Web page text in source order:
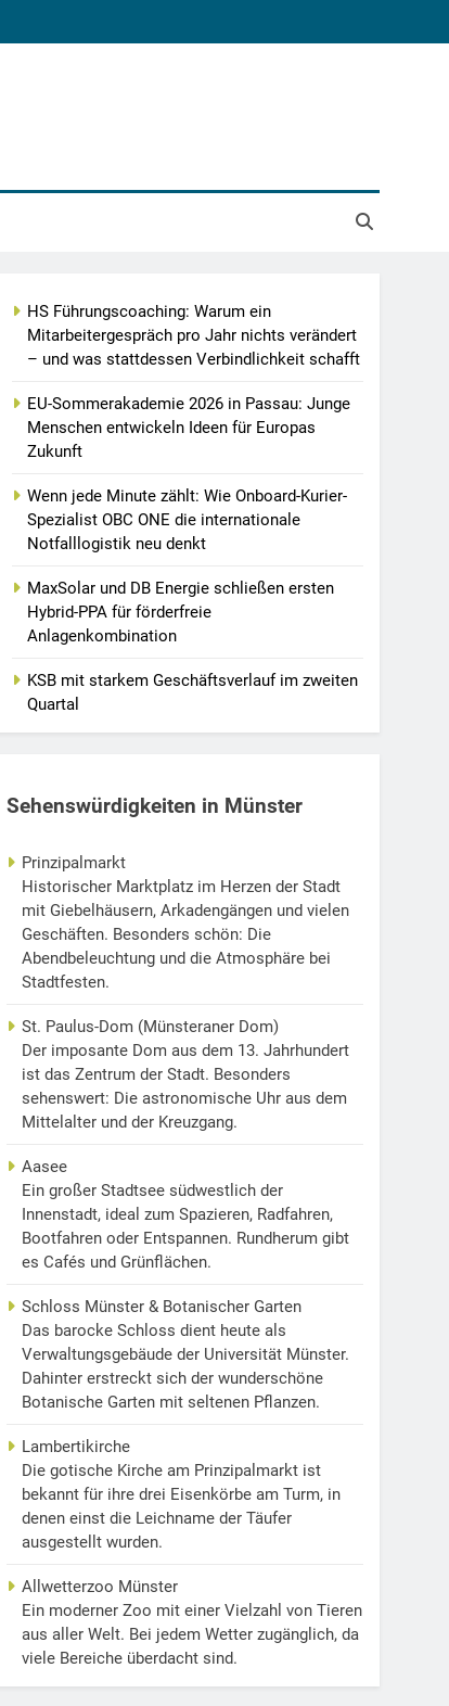
HS Führungscoaching: Warum ein
Mitarbeitergespräch pro Jahr nichts verändert
– und was stattdessen Verbindlichkeit schafft
EU-Sommerakademie 2026 in Passau: Junge
Menschen entwickeln Ideen für Europas
Zukunft
Wenn jede Minute zählt: Wie Onboard-Kurier-
Spezialist OBC ONE die internationale
Notfalllogistik neu denkt
MaxSolar und DB Energie schließen ersten
Hybrid-PPA für förderfreie
Anlagenkombination
KSB mit starkem Geschäftsverlauf im zweiten
Quartal
Sehenswürdigkeiten in Münster
Prinzipalmarkt
Historischer Marktplatz im Herzen der Stadt
mit Giebelhäusern, Arkadengängen und vielen
Geschäften. Besonders schön: Die
Abendbeleuchtung und die Atmosphäre bei
Stadtfesten.
St. Paulus-Dom (Münsteraner Dom)
Der imposante Dom aus dem 13. Jahrhundert
ist das Zentrum der Stadt. Besonders
sehenswert: Die astronomische Uhr aus dem
Mittelalter und der Kreuzgang.
Aasee
Ein großer Stadtsee südwestlich der
Innenstadt, ideal zum Spazieren, Radfahren,
Bootfahren oder Entspannen. Rundherum gibt
es Cafés und Grünflächen.
Schloss Münster & Botanischer Garten
Das barocke Schloss dient heute als
Verwaltungsgebäude der Universität Münster.
Dahinter erstreckt sich der wunderschöne
Botanische Garten mit seltenen Pflanzen.
Lambertikirche
Die gotische Kirche am Prinzipalmarkt ist
bekannt für ihre drei Eisenkörbe am Turm, in
denen einst die Leichname der Täufer
ausgestellt wurden.
Allwetterzoo Münster
Ein moderner Zoo mit einer Vielzahl von Tieren
aus aller Welt. Bei jedem Wetter zugänglich, da
viele Bereiche überdacht sind.